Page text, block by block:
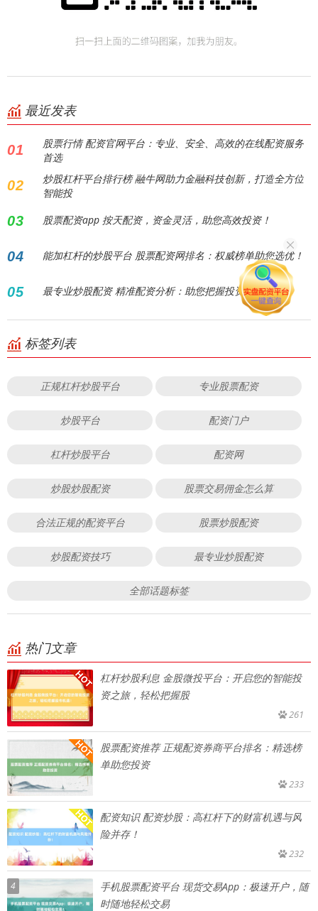
最近发表
01
股票行情 配资官网平台：专业、安全、高效的在线配资服务
首选
02
炒股杠杆平台排行榜 融牛网助力金融科技创新，打造全方位
智能投
03 股票配资app 按天配资，资金灵活，助您高效投资！
04 能加杠杆的炒股平台 股票配资网排名：权威榜单助您选优！
05 最专业炒股配资 精准配资分析：助您把握投资良机
标签列表
正规杠杆炒股平台 专业股票配资
炒股平台 配资门户
杠杆炒股平台 配资网
炒股炒股配资 股票交易佣金怎么算
合法正规的配资平台 股票炒股配资
炒股配资技巧 最专业炒股配资
全部话题标签
热门文章
杠杆炒股利息 金股微投平台：开启您的智能投
资之旅，轻松把握股
261
股票配资推荐 正规配资券商平台排名：精选榜
单助您投资
233
配资知识 配资炒股：高杠杆下的财富机遇与风
险并存！
232
4
手机股票配资平台 现货交易App：极速开户，随
时随地轻松交易